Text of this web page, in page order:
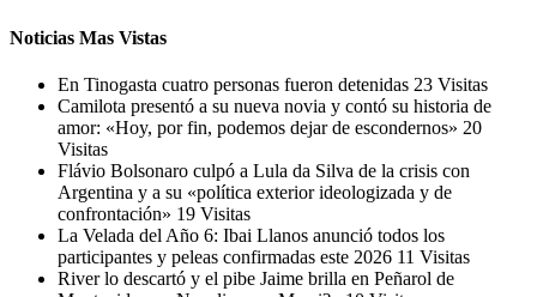
Noticias Mas Vistas
En Tinogasta cuatro personas fueron detenidas 23 Visitas
Camilota presentó a su nueva novia y contó su historia de
amor: «Hoy, por fin, podemos dejar de escondernos» 20
Visitas
Flávio Bolsonaro culpó a Lula da Silva de la crisis con
Argentina y a su «política exterior ideologizada y de
confrontación» 19 Visitas
La Velada del Año 6: Ibai Llanos anunció todos los
participantes y peleas confirmadas este 2026 11 Visitas
River lo descartó y el pibe Jaime brilla en Peñarol de